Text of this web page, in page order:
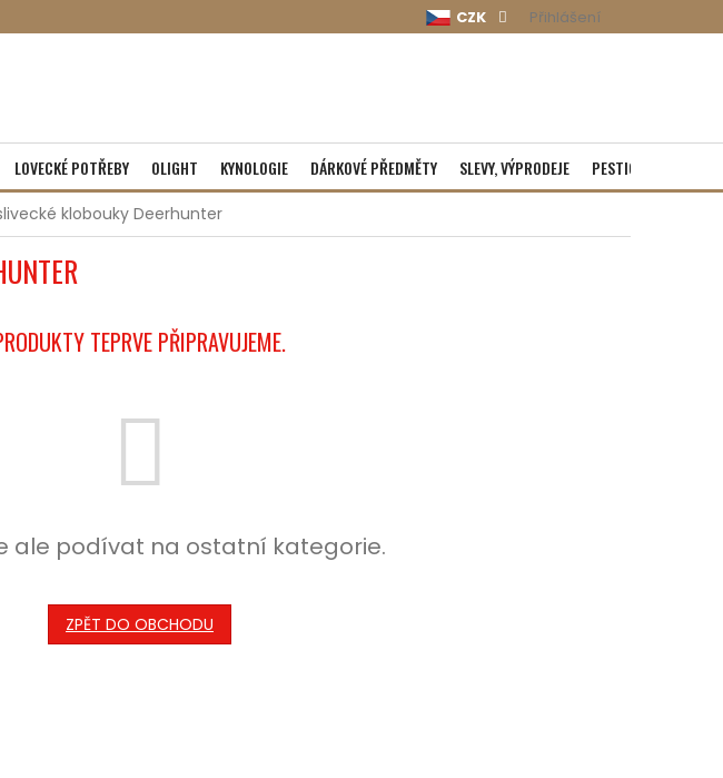
CZK Přihlášení
LOVECKÉ POTŘEBY OLIGHT KYNOLOGIE DÁRKOVÉ PŘEDMĚTY SLEVY, VÝPRODEJE PESTICIDY
klobouky Deerhunter
TEPRVE PŘIPRAVUJEME.
ale podívat na ostatní kategorie.
ZPĚT DO OBCHODU